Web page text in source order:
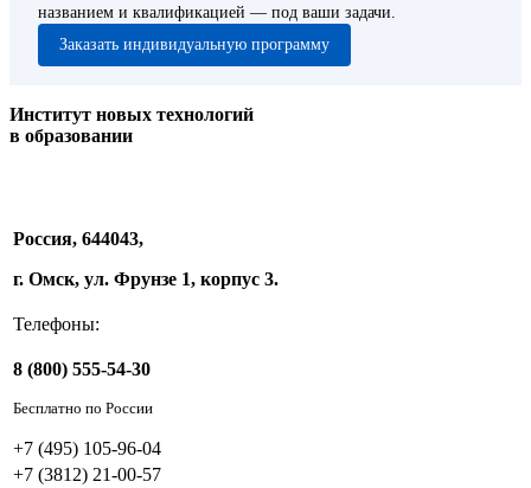
названием и квалификацией — под ваши задачи.
Заказать индивидуальную программу
Институт новых технологий
в образовании
Россия, 644043,
г. Омск, ул. Фрунзе 1, корпус 3.
Телефоны:
8 (800) 555-54-30
Бесплатно по России
+7 (495) 105-96-04
+7 (3812) 21-00-57